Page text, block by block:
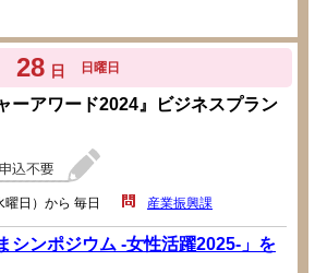
28 日 日曜日
ーアワード2024』ビジネスプラン
日）から 毎日 産業振興課
シンポジウム -女性活躍2025-」を